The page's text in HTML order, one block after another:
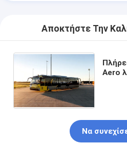
Αποκτήστε Την
Aero
Να